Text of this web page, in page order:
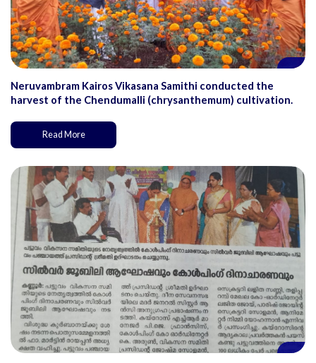
Neruvambram Kairos Vikasana Samithi conducted the
harvest of the Chendumalli (chrysanthemum) cultivation.
Read More